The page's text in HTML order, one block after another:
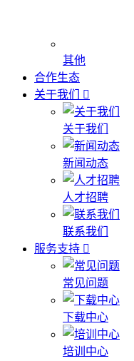
其他
合作生态
关于我们
关于我们
新闻动态
人才招聘
联系我们
服务支持
常见问题
下载中心
培训中心